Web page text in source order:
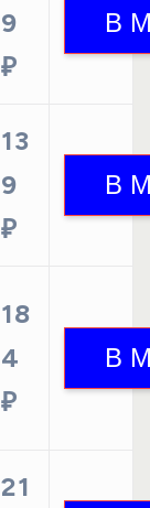
9
₽
13
9
₽
18
4
₽
21